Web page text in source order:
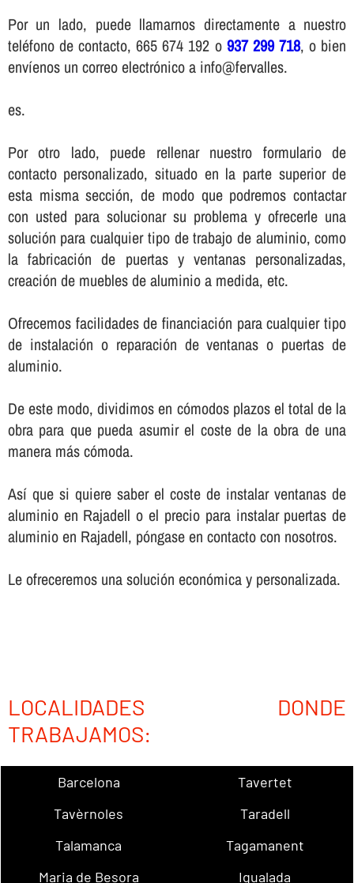
Por un lado, puede llamarnos directamente a nuestro
teléfono de contacto, 665 674 192 o 937 299 718, o bien
enví­enos un correo electrónico a info@fervalles.
es.
Por otro lado, puede rellenar nuestro formulario de
contacto personalizado, situado en la parte superior de
esta misma sección, de modo que podremos contactar
con usted para solucionar su problema y ofrecerle una
solución para cualquier tipo de trabajo de aluminio, como
la fabricación de puertas y ventanas personalizadas,
creación de muebles de aluminio a medida, etc.
Ofrecemos facilidades de financiación para cualquier tipo
de instalación o reparación de ventanas o puertas de
aluminio.
De este modo, dividimos en cómodos plazos el total de la
obra para que pueda asumir el coste de la obra de una
manera más cómoda.
Así­ que si quiere saber el coste de instalar ventanas de
aluminio en Rajadell o el precio para instalar puertas de
aluminio en Rajadell, póngase en contacto con nosotros.
Le ofreceremos una solución económica y personalizada.
LOCALIDADES DONDE
TRABAJAMOS:
Barcelona
Tavertet
Tavèrnoles
Taradell
Talamanca
Tagamanent
Maria de Besora
Igualada